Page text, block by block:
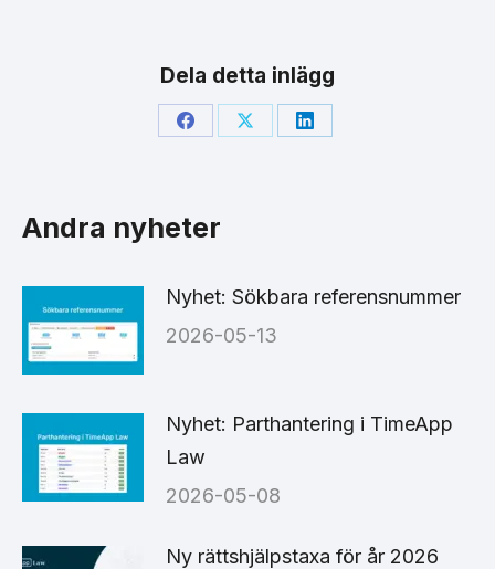
Dela detta inlägg
Share Share Share
Andra nyheter
Nyhet: Sökbara referensnummer
2026-05-13
Nyhet: Parthantering i TimeApp
Law
2026-05-08
Ny rättshjälpstaxa för år 2026